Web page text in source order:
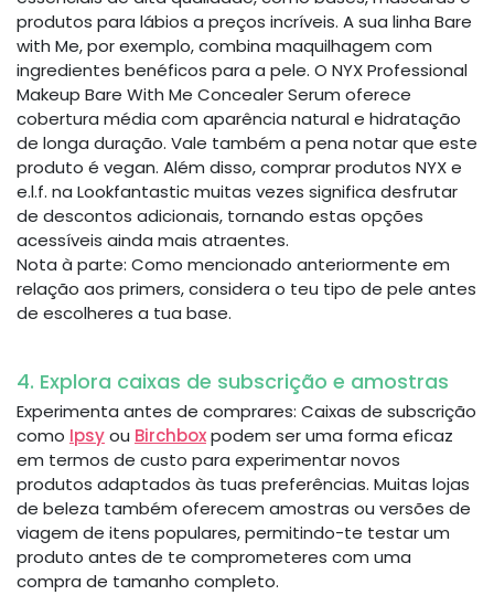
produtos para lábios a preços incríveis. A sua linha Bare
with Me, por exemplo, combina maquilhagem com
ingredientes benéficos para a pele. O NYX Professional
Makeup Bare With Me Concealer Serum oferece
cobertura média com aparência natural e hidratação
de longa duração. Vale também a pena notar que este
produto é vegan. Além disso, comprar produtos NYX e
e.l.f. na Lookfantastic muitas vezes significa desfrutar
de descontos adicionais, tornando estas opções
acessíveis ainda mais atraentes.
Nota à parte: Como mencionado anteriormente em
relação aos primers, considera o teu tipo de pele antes
de escolheres a tua base.
4. Explora caixas de subscrição e amostras
Experimenta antes de comprares: Caixas de subscrição
como Ipsyou Birchboxpodem ser uma forma eficaz
em termos de custo para experimentar novos
produtos adaptados às tuas preferências. Muitas lojas
de beleza também oferecem amostras ou versões de
viagem de itens populares, permitindo-te testar um
produto antes de te comprometeres com uma
compra de tamanho completo.